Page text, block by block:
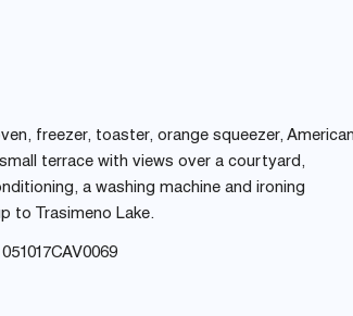
freezer, toaster, orange squeezer,
terrace with views over a courtyard,
a washing machine and ironing
to Trasimeno Lake.